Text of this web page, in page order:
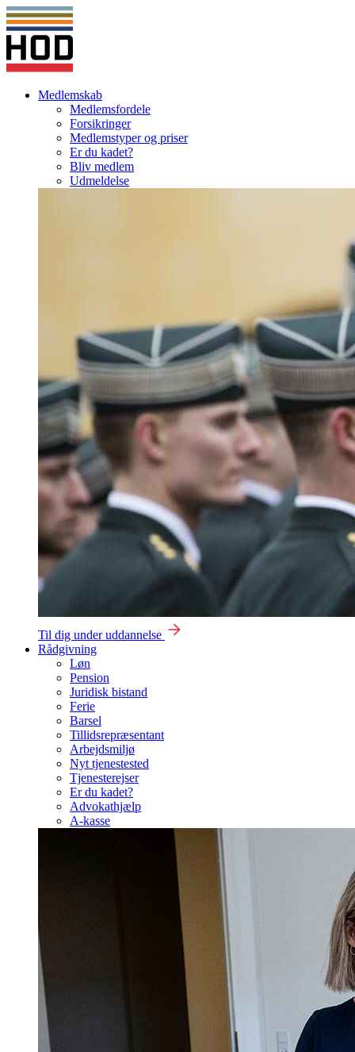
Medlemskab
Medlemsfordele
Forsikringer
Medlemstyper og priser
Er du kadet?
Bliv medlem
Udmeldelse
Til dig under uddannelse
Rådgivning
Løn
Pension
Juridisk bistand
Ferie
Barsel
Tillidsrepræsentant
Arbejdsmiljø
Nyt tjenestested
Tjenesterejser
Er du kadet?
Advokathjælp
A-kasse